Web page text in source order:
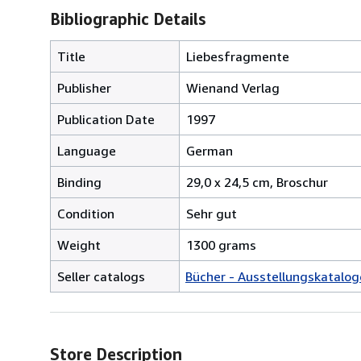
Bibliographic Details
Title
Liebesfragmente
Publisher
Wienand Verlag
Publication Date
1997
Language
German
Binding
29,0 x 24,5 cm, Broschur
Condition
Sehr gut
Weight
1300 grams
Seller catalogs
Bücher -
Store Description